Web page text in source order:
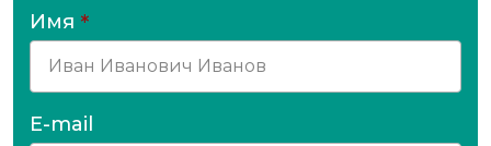
Имя *
E-mail